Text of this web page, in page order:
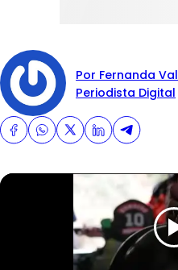
Por Fernanda
Periodista Digital